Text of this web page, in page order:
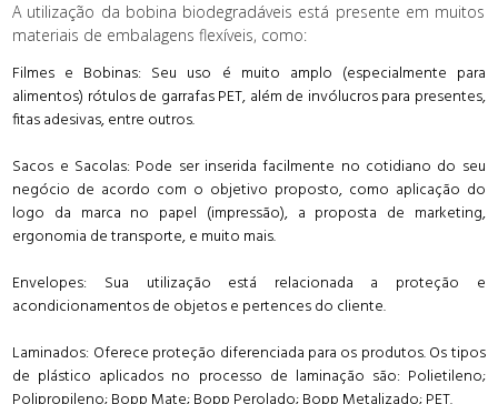
extremamente rentável para negócios e empresas
comprometidas com a sustentabilidade e responsabilidade
socioambiental.
A utilização da bobina biodegradáveis está presente em muitos
materiais de embalagens flexíveis, como:
Filmes e Bobinas: Seu uso é muito amplo (especialmente para
alimentos) rótulos de garrafas PET, além de invólucros para presentes,
fitas adesivas, entre outros.
Sacos e Sacolas: Pode ser inserida facilmente no cotidiano do seu
negócio de acordo com o objetivo proposto, como aplicação do
logo da marca no papel (impressão), a proposta de marketing,
ergonomia de transporte, e muito mais.
Envelopes: Sua utilização está relacionada a proteção e
acondicionamentos de objetos e pertences do cliente.
Laminados: Oferece proteção diferenciada para os produtos. Os tipos
de plástico aplicados no processo de laminação são: Polietileno;